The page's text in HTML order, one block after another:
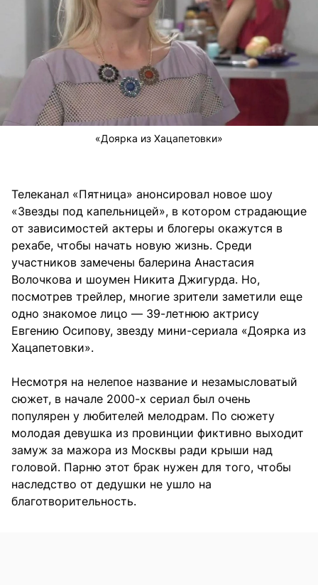
«Доярка из Хацапетовки»
Телеканал «Пятница» анонсировал новое шоу
«Звезды под капельницей», в котором страдающие
от зависимостей актеры и блогеры окажутся в
рехабе, чтобы начать новую жизнь. Среди
участников замечены балерина Анастасия
Волочкова и шоумен Никита Джигурда. Но,
посмотрев трейлер, многие зрители заметили еще
одно знакомое лицо — 39-летнюю актрису
Евгению Осипову, звезду мини-сериала «Доярка из
Хацапетовки».
Несмотря на нелепое название и незамысловатый
сюжет, в начале 2000-х сериал был очень
популярен у любителей мелодрам. По сюжету
молодая девушка из провинции фиктивно выходит
замуж за мажора из Москвы ради крыши над
головой. Парню этот брак нужен для того, чтобы
наследство от дедушки не ушло на
благотворительность.